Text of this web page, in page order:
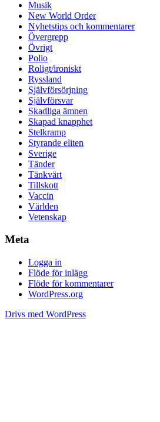
Musik
New World Order
Nyhetstips och kommentarer
Övergrepp
Övrigt
Polio
Roligt/ironiskt
Ryssland
Självförsörjning
Självförsvar
Skadliga ämnen
Skapad knapphet
Stelkramp
Styrande eliten
Sverige
Tänder
Tänkvärt
Tillskott
Vaccin
Världen
Vetenskap
Meta
Logga in
Flöde för inlägg
Flöde för kommentarer
WordPress.org
Drivs med WordPress